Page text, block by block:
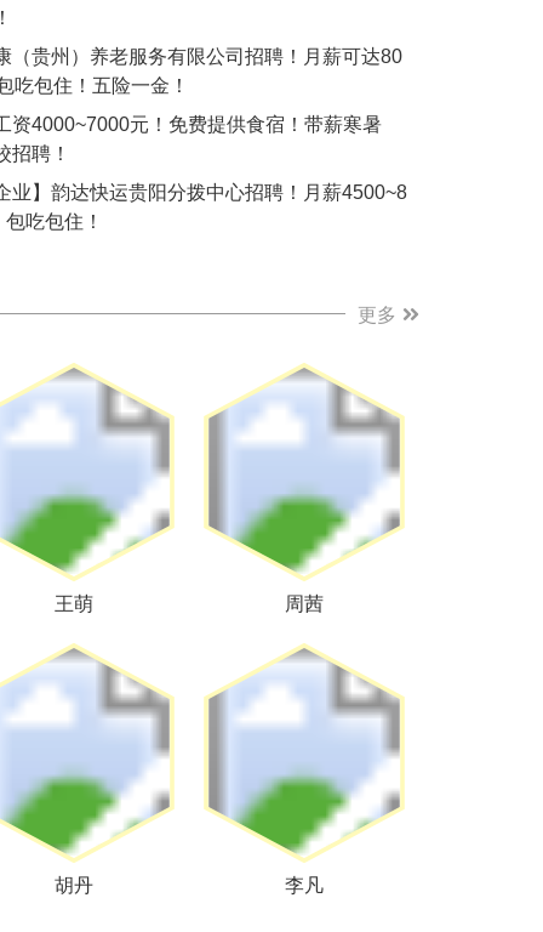
（贵州）养老服务有限公司招聘！月薪可达80
吃包住！五险一金！
资4000~7000元！免费提供食宿！带薪寒暑
招聘！
业】韵达快运贵阳分拨中心招聘！月薪4500~8
吃包住！
更多
王萌 周茜
胡丹 李凡